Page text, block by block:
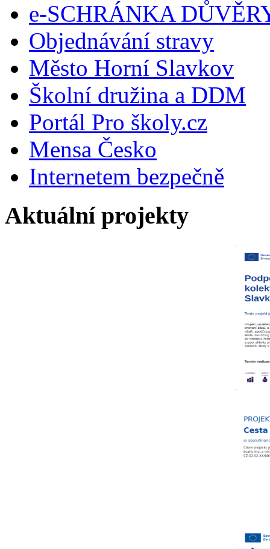
e-SCHRÁNKA
Objednávání stravy
Město Horní Slavkov
Školní družina a DDM
Portál Pro školy.cz
Mensa Česko
Internetem bezpečně
Aktuální projekty